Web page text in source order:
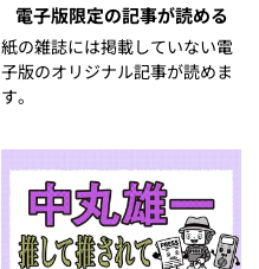
電子版限定の記事が読める
紙の雑誌には掲載していない電
子版のオリジナル記事が読めま
す。